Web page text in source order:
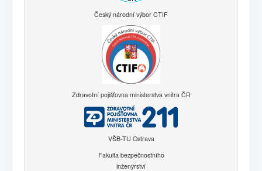
Český národní výbor CTIF
Zdravotní pojišťovna ministerstva vnitra ČR
VŠB-TU Ostrava
Fakulta bezpečnostního
inženýrství